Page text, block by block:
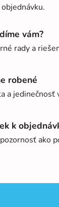
vám?
rady a
robené
a jedinečnosť
k
ako